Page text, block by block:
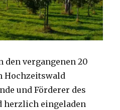
den vergangenen 20
Hochzeitswald
und Förderer des
herzlich eingeladen